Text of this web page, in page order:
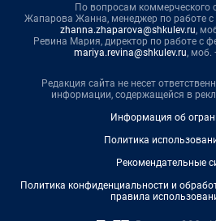
По вопросам коммерческого
Жапарова Жанна, менеджер по работе
zhanna.zhaparova@shkulev.ru,
Ревина Мария, директор по работе с
mariya.revina@shkulev.ru, моб.
Редакция сайта не несет
информации, содержащейся в
Информация об
Политика
Рекомендательные
Политика конфиденциальности и
правила